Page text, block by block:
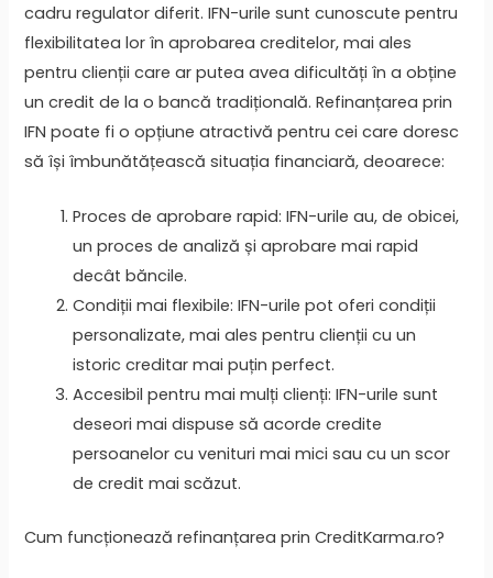
cadru regulator diferit. IFN-urile sunt cunoscute pentru
flexibilitatea lor în aprobarea creditelor, mai ales
pentru clienții care ar putea avea dificultăți în a obține
un credit de la o bancă tradițională. Refinanțarea prin
IFN poate fi o opțiune atractivă pentru cei care doresc
să își îmbunătățească situația financiară, deoarece:
Proces de aprobare rapid: IFN-urile au, de obicei,
un proces de analiză și aprobare mai rapid
decât băncile.
Condiții mai flexibile: IFN-urile pot oferi condiții
personalizate, mai ales pentru clienții cu un
istoric creditar mai puțin perfect.
Accesibil pentru mai mulți clienți: IFN-urile sunt
deseori mai dispuse să acorde credite
persoanelor cu venituri mai mici sau cu un scor
de credit mai scăzut.
Cum funcționează refinanțarea prin CreditKarma.ro?